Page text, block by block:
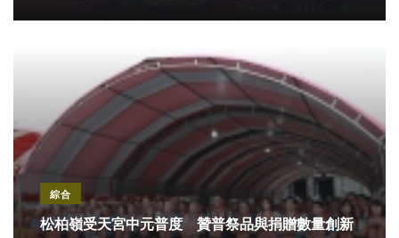
綜合
松柏嶺受天宮中元普度 贊普祭品與捐贈數量創新